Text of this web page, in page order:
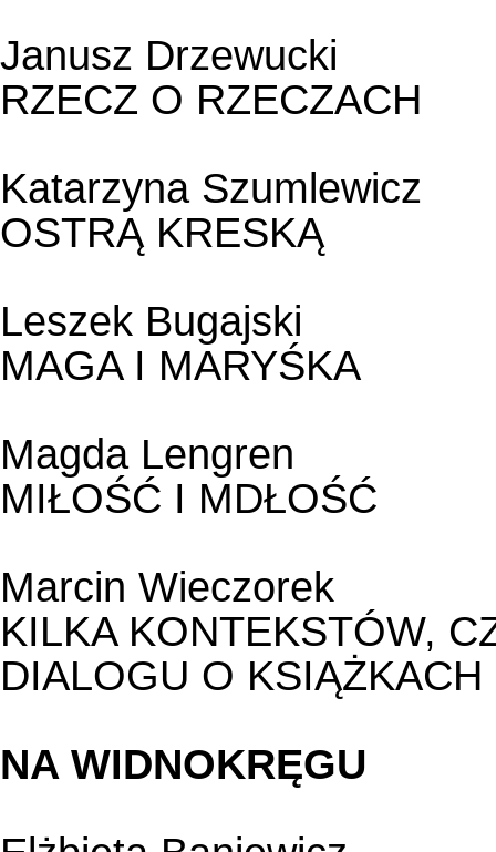
Janusz Drzewucki
RZECZ O RZECZACH
Katarzyna Szumlewicz
OSTRĄ KRESKĄ
Leszek Bugajski
MAGA I MARYŚKA
Magda Lengren
MIŁOŚĆ I MDŁOŚĆ
Marcin Wieczorek
KILKA KONTEKSTÓW,
DIALOGU O KSIĄŻKACH
NA WIDNOKRĘGU